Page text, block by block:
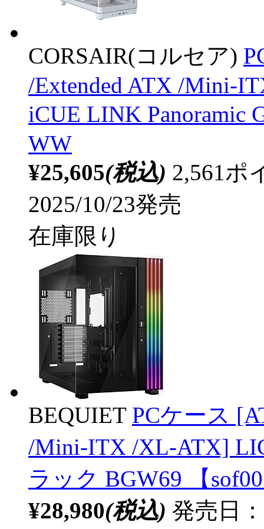
CORSAIR(コルセア)
/Extended ATX /Mini-
iCUE LINK Panoramic
WW
¥25,605(税込) 2,561ポ
2025/10/23発売
在庫限り
BEQUIET PCケース
/Mini-ITX /XL-ATX]
ラック BGW69 【
¥28,980(税込) 発売日